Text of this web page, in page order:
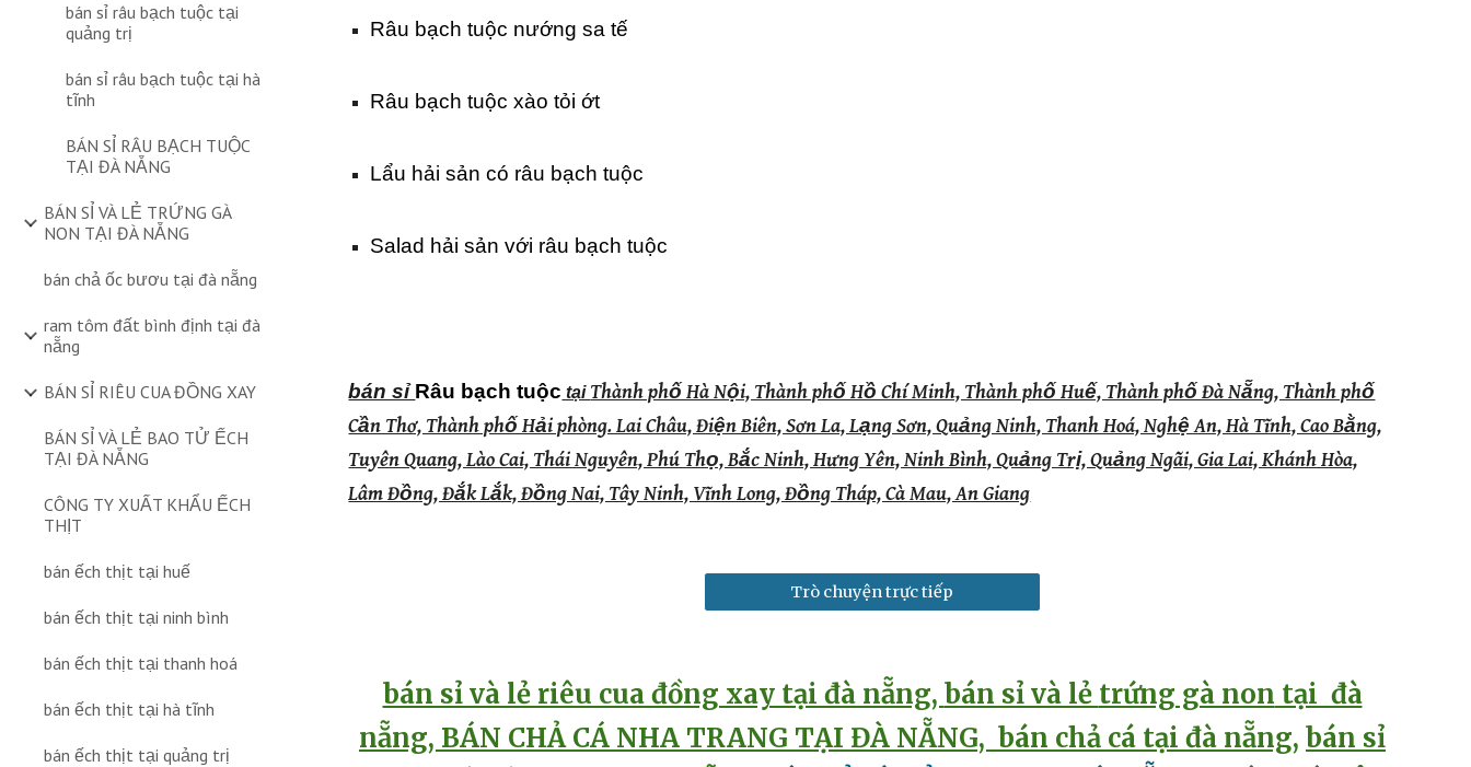
bán sỉ râu bạch tuộc tại
quảng trị
bán sỉ râu bạch tuộc tại hà
tĩnh
BÁN SỈ RÂU BẠCH TUỘC
TẠI ĐÀ NẴNG
BÁN SỈ VÀ LẺ TRỨNG GÀ
NON TẠI ĐÀ NẴNG
bán chả ốc bươu tại đà nẵng
ram tôm đất bình định tại đà
nẵng
BÁN SỈ RIÊU CUA ĐỒNG XAY
BÁN SỈ VÀ LẺ BAO TỬ ẾCH
TẠI ĐÀ NẴNG
CÔNG TY XUẤT KHẨU ẾCH
THỊT
bán ếch thịt tại huế
bán ếch thịt tại ninh bình
bán ếch thịt tại thanh hoá
bán ếch thịt tại hà tĩnh
bán ếch thịt tại quảng trị
Râu bạch tuộc nướng sa tế
Râu bạch tuộc xào tỏi ớt
Lẩu hải sản có râu bạch tuộc
Salad hải sản với râu bạch tuộc
bán sỉRâu bạch tuộc tại Thành phố Hà Nội, Thành phố Hồ Chí Minh, Thành phố Huế, Thành phố Đà Nẵng, Thành phố
Cần Thơ, Thành phố Hải phòng. Lai Châu, Điện Biên, Sơn La, Lạng Sơn, Quảng Ninh, Thanh Hoá, Nghệ An, Hà Tĩnh, Cao Bằng,
Tuyên Quang, Lào Cai, Thái Nguyên, Phú Thọ, Bắc Ninh, Hưng Yên, Ninh Bình, Quảng Trị, Quảng Ngãi, Gia Lai, Khánh Hòa,
Lâm Đồng, Đắk Lắk, Đồng Nai, Tây Ninh, Vĩnh Long, Đồng Tháp, Cà Mau, An Giang
Trò chuyện trực tiếp
bán sỉ và lẻ riêu cua đồng xay tại đà nẵng, bán sỉ và lẻ trứng gà non tại đà
nẵng, BÁN CHẢ CÁ NHA TRANG TẠI ĐÀ NẴNG, bán chả cá tại đà nẵng, bán sỉ